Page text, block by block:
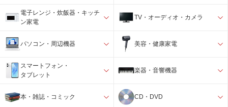
電子レンジ・炊飯器・キッチ
ン家電
TV・オーディオ・カメラ
パソコン・周辺機器 美容・健康家電
スマートフォン・
タブレット
楽器・音響機器
本・雑誌・コミック CD・DVD